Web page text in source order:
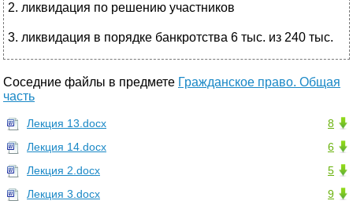
2. ликвидация по решению участников
3. ликвидация в порядке банкротства 6 тыс. из 240 тыс.
Соседние файлы в предмете Гражданское право. Общая
часть
8
Лекция 13.docx
6
Лекция 14.docx
5
Лекция 2.docx
9
Лекция 3.docx